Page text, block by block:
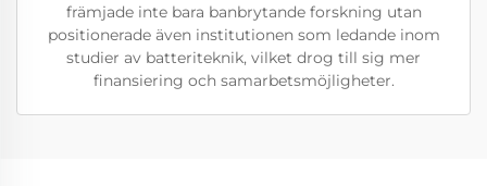
främjade inte bara banbrytande forskning utan
positionerade även institutionen som ledande inom
studier av batteriteknik, vilket drog till sig mer
finansiering och samarbetsmöjligheter.